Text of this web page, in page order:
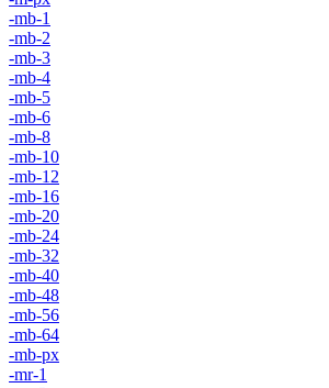
-mb-1
-mb-2
-mb-3
-mb-4
-mb-5
-mb-6
-mb-8
-mb-10
-mb-12
-mb-16
-mb-20
-mb-24
-mb-32
-mb-40
-mb-48
-mb-56
-mb-64
-mb-px
-mr-1